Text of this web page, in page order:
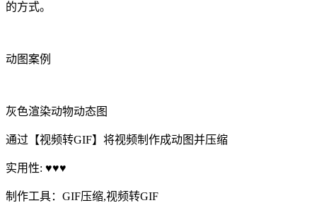
的方式。
动图案例
灰色渲染动物动态图
通过【视频转GIF】将视频制作成动图并压缩
实用性: ♥♥♥
制作工具：GIF压缩,视频转GIF